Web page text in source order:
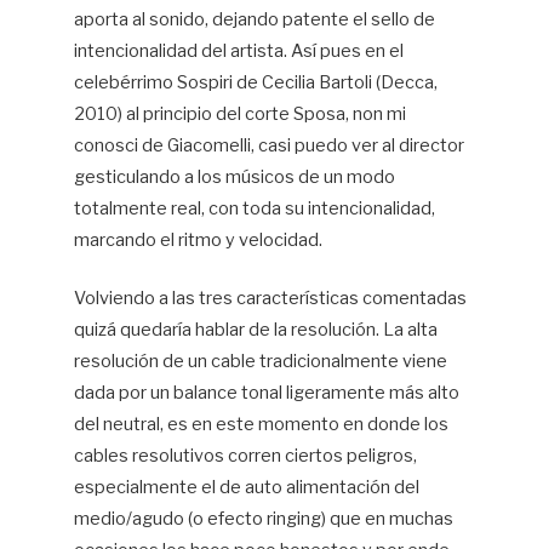
aporta al sonido, dejando patente el sello de
intencionalidad del artista. Así pues en el
celebérrimo Sospiri de Cecilia Bartoli (Decca,
2010) al principio del corte Sposa, non mi
conosci de Giacomelli, casi puedo ver al director
gesticulando a los músicos de un modo
totalmente real, con toda su intencionalidad,
marcando el ritmo y velocidad.
Volviendo a las tres características comentadas
quizá quedaría hablar de la resolución. La alta
resolución de un cable tradicionalmente viene
dada por un balance tonal ligeramente más alto
del neutral, es en este momento en donde los
cables resolutivos corren ciertos peligros,
especialmente el de auto alimentación del
medio/agudo (o efecto ringing) que en muchas